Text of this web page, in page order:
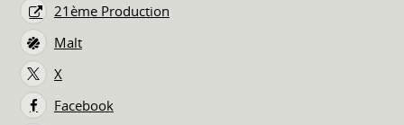
21ème Production
Malt
X
Facebook